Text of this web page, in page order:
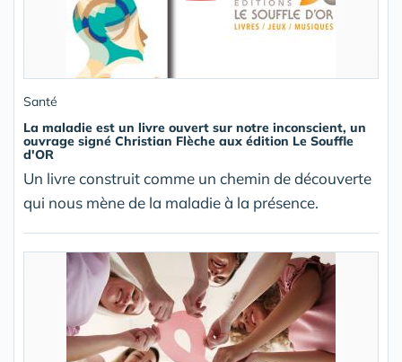
Santé
La maladie est un livre ouvert sur notre inconscient, un
ouvrage signé Christian Flèche aux édition Le Souffle
d'OR
Un livre construit comme un chemin de découverte
qui nous mène de la maladie à la présence.